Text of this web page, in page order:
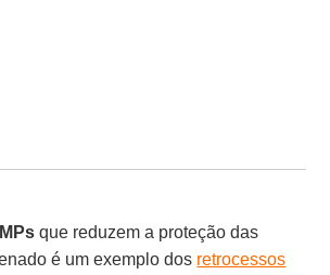
MPs que reduzem a proteção das
é um exemplo dos retrocessos